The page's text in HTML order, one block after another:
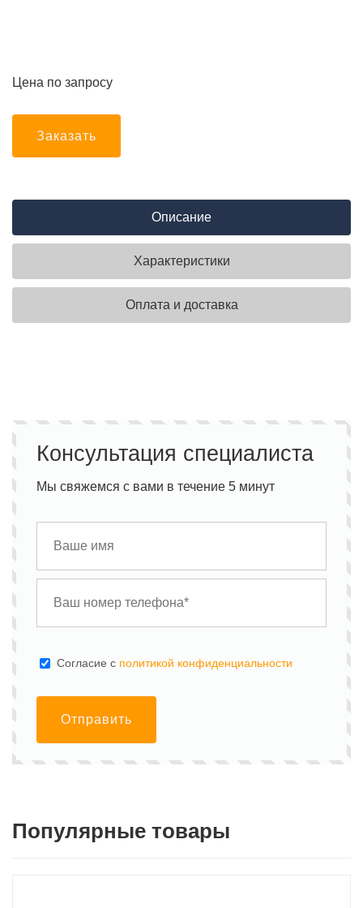
Цена по запросу
Заказать
Описание
Характеристики
Оплата и доставка
Консультация специалиста
Мы свяжемся с вами в течение 5 минут
Cогласие с политикой конфиденциальности
Отправить
Популярные товары